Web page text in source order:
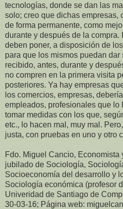
tecnologías, donde se dan las
solo; creo que dichas empresas,
de forma permanente, como
durante y después de la compra.
deben poner, a disposición de
para que los mismos puedan
recibido, antes, durante y
no compren en la primera visita
posteriores. Ya hay empresas
los comercios, empresas,
empleados, profesionales que lo
tomar medidas con los que,
etc., lo hacen mal, muy mal.
justa, con pruebas en uno y otro
Fdo. Miguel Cancio, Economista
jubilado de Sociología,
Socioeconomía del desarrollo y
Sociología económica (profesor
Univeridad de Santiago de
30-03-16; Página web: